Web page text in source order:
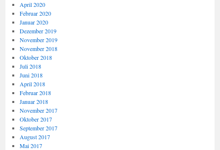
April 2020
Februar 2020
Januar 2020
Dezember 2019
November 2019
November 2018
Oktober 2018
Juli 2018
Juni 2018
April 2018
Februar 2018
Januar 2018
November 2017
Oktober 2017
September 2017
August 2017
Mai 2017